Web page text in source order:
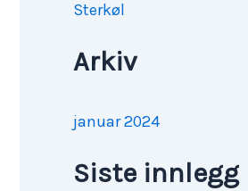
:
Sterkøl
Arkiv
januar 2024
Siste innlegg